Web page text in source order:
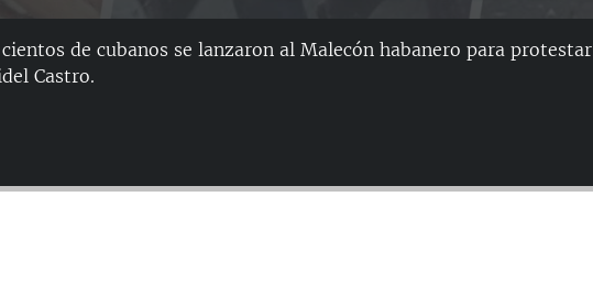
de cubanos se lanzaron al Malecón habanero para protestar
Castro.